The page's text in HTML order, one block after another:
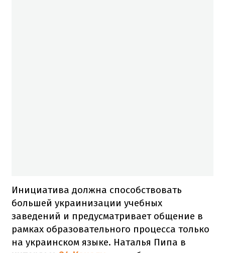
Инициатива должна способствовать
большей украинизации учебных
заведений и предусматривает общение в
рамках образовательного процесса только
на украинском языке. Наталья Пипа в